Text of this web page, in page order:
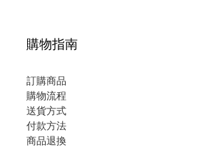
購物指南
訂購商品
購物流程
送貨方式
付款方法
商品退換